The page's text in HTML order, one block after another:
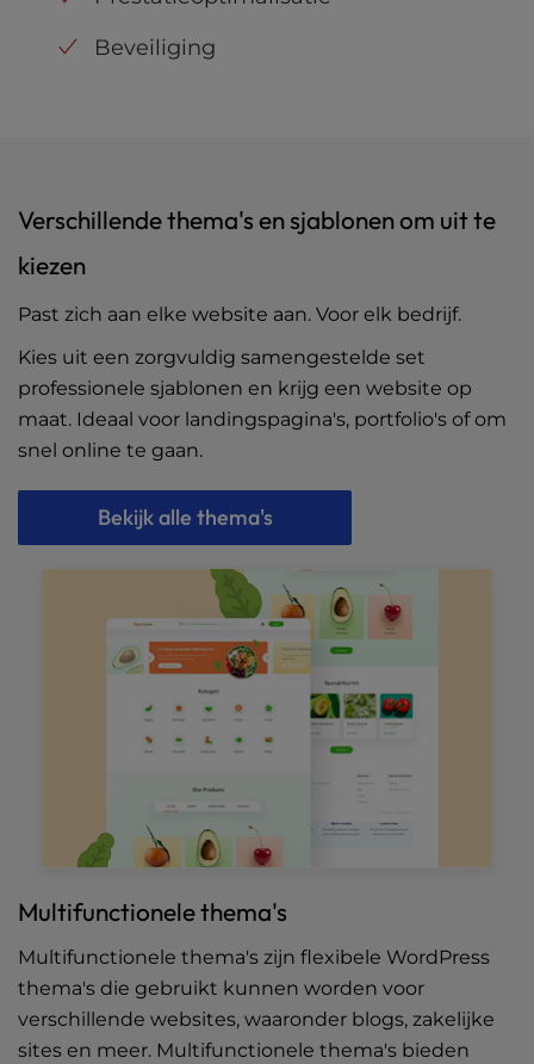
Beveiliging
Verschillende thema's en sjablonen om uit te
kiezen
Past zich aan elke website aan. Voor elk bedrijf.
Kies uit een zorgvuldig samengestelde set
professionele sjablonen en krijg een website op
maat. Ideaal voor landingspagina's, portfolio's of om
snel online te gaan.
Bekijk alle thema's
Multifunctionele thema's
Multifunctionele thema's zijn flexibele WordPress
thema's die gebruikt kunnen worden voor
verschillende websites, waaronder blogs, zakelijke
sites en meer. Multifunctionele thema's bieden